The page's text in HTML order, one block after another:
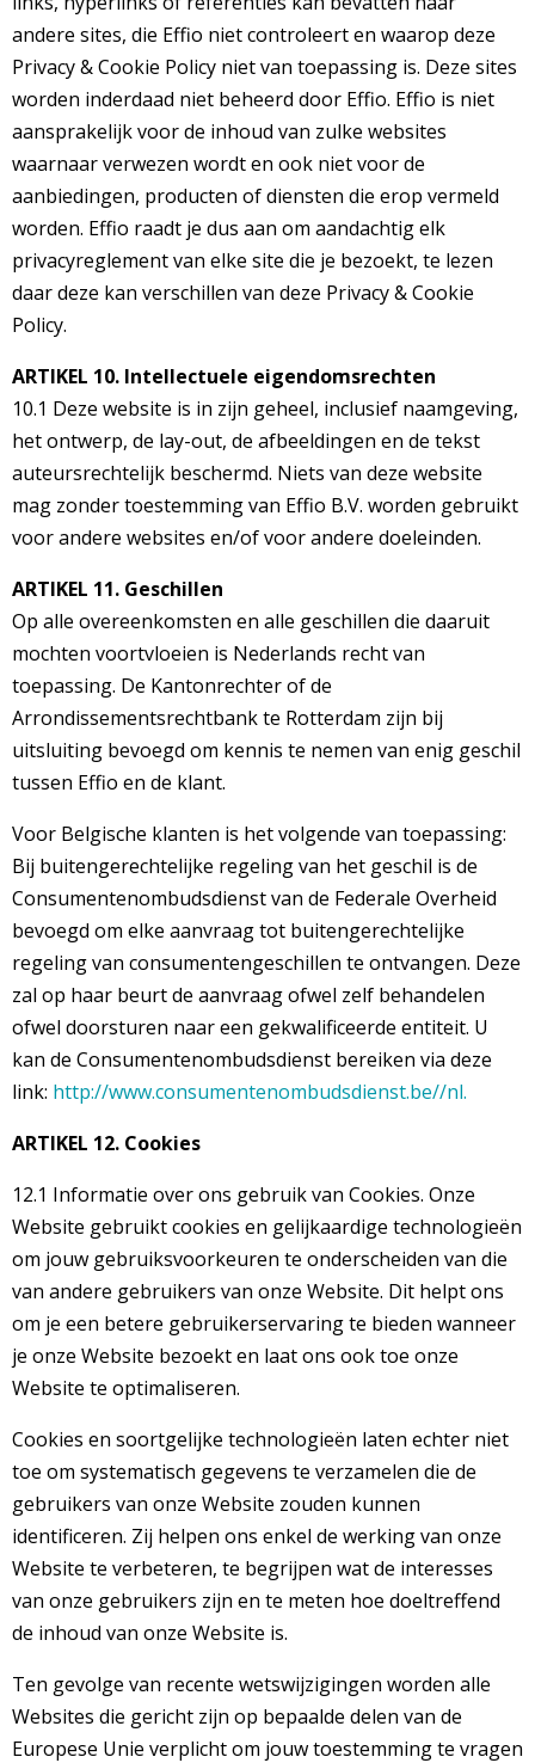
andere sites, die Effio niet controleert en waarop deze
Privacy & Cookie Policy niet van toepassing is. Deze sites
worden inderdaad niet beheerd door Effio. Effio is niet
aansprakelijk voor de inhoud van zulke websites
waarnaar verwezen wordt en ook niet voor de
aanbiedingen, producten of diensten die erop vermeld
worden. Effio raadt je dus aan om aandachtig elk
privacyreglement van elke site die je bezoekt, te lezen
daar deze kan verschillen van deze Privacy & Cookie
Policy.
ARTIKEL 10. Intellectuele eigendomsrechten
10.1 Deze website is in zijn geheel, inclusief naamgeving,
het ontwerp, de lay-out, de afbeeldingen en de tekst
auteursrechtelijk beschermd. Niets van deze website
mag zonder toestemming van Effio B.V. worden gebruikt
voor andere websites en/of voor andere doeleinden.
ARTIKEL 11. Geschillen
Op alle overeenkomsten en alle geschillen die daaruit
mochten voortvloeien is Nederlands recht van
toepassing. De Kantonrechter of de
Arrondissementsrechtbank te Rotterdam zijn bij
uitsluiting bevoegd om kennis te nemen van enig geschil
tussen Effio en de klant.
Voor Belgische klanten is het volgende van toepassing:
Bij buitengerechtelijke regeling van het geschil is de
Consumentenombudsdienst van de Federale Overheid
bevoegd om elke aanvraag tot buitengerechtelijke
regeling van consumentengeschillen te ontvangen. Deze
zal op haar beurt de aanvraag ofwel zelf behandelen
ofwel doorsturen naar een gekwalificeerde entiteit. U
kan de Consumentenombudsdienst bereiken via deze
link: http://www.consumentenombudsdienst.be//nl.
ARTIKEL 12. Cookies
12.1 Informatie over ons gebruik van Cookies. Onze
Website gebruikt cookies en gelijkaardige technologieën
om jouw gebruiksvoorkeuren te onderscheiden van die
van andere gebruikers van onze Website. Dit helpt ons
om je een betere gebruikerservaring te bieden wanneer
je onze Website bezoekt en laat ons ook toe onze
Website te optimaliseren.
Cookies en soortgelijke technologieën laten echter niet
toe om systematisch gegevens te verzamelen die de
gebruikers van onze Website zouden kunnen
identificeren. Zij helpen ons enkel de werking van onze
Website te verbeteren, te begrijpen wat de interesses
van onze gebruikers zijn en te meten hoe doeltreffend
de inhoud van onze Website is.
Ten gevolge van recente wetswijzigingen worden alle
Websites die gericht zijn op bepaalde delen van de
Europese Unie verplicht om jouw toestemming te vragen